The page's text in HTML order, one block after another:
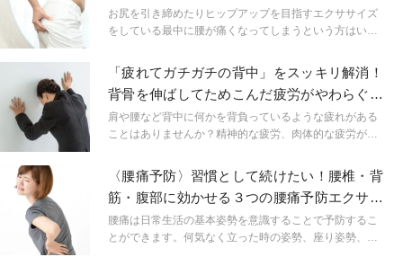
ササイズ
お尻を引き締めたりヒップアップを目指すエクササイズ
をしている最中に腰が痛くなってしまうという方はいま
できるヒップアップエクササイズをご紹介します。
「疲れてガチガチの背中」をスッキリ解消！
背骨を伸ばしてためこんだ疲労がやわらぐ猫
と牛のポーズ
肩や腰など背中に何かを背負っているような疲れがある
ことはありませんか？精神的な疲労、肉体的な疲労が積
グや布団の上でもできる背骨が伸びて心身がスッキリす
るポーズをご紹介します。
〈腰痛予防〉習慣として続けたい！腰椎・背
筋・腹部に効かせる３つの腰痛予防エクササ
イズ
腰痛は日常生活の基本姿勢を意識することで予防するこ
とができます。何気なく立った時の姿勢、座り姿勢、テ